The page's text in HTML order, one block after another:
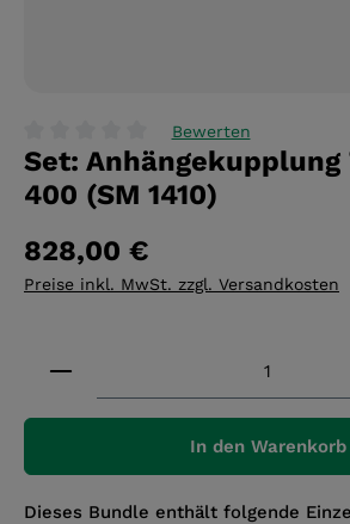
Durchschnittliche Bewertung von 0
Bewerten
Set: Anhängekupplung
400 (SM 1410)
828,00 €
Preise inkl. MwSt. zzgl. Versandkosten
Produkt Anzahl: Gib den
In den Warenkorb
Dieses Bundle enthält folgende